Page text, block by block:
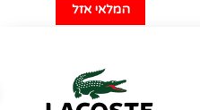
המלאי אזל